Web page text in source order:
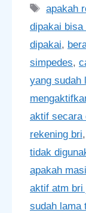
Tags
apakah
dipakai bisa
dipakai,
simpedes,
yang sudah
aktif secara
rekening bri,
tidak
apakah
aktif atm bri
sudah lama